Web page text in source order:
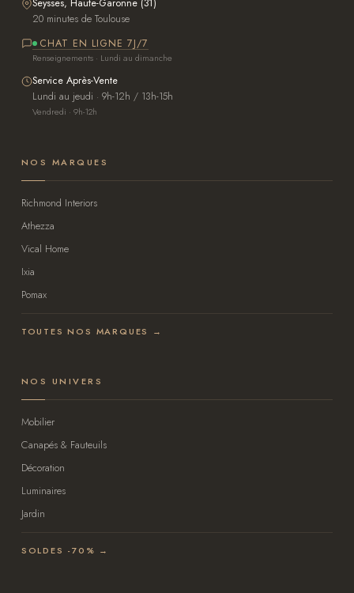
Seysses, Haute-Garonne (31)
20 minutes de Toulouse
CHAT EN LIGNE 7J/7
Renseignements · Lundi au dimanche
Service Après-Vente
Lundi au jeudi · 9h-12h / 13h-15h
Vendredi · 9h-12h
NOS MARQUES
Richmond Interiors
Athezza
Vical Home
Ixia
Pomax
TOUTES NOS MARQUES →
NOS UNIVERS
Mobilier
Canapés & Fauteuils
Décoration
Luminaires
Jardin
SOLDES -70% →